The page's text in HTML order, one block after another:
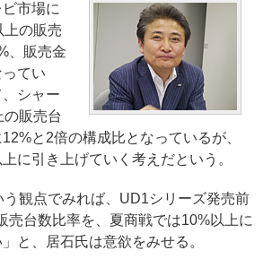
市場に
上の販売
、販売金
てい
シャー
販売台
と2倍の構成比となっているが、
に引き上げていく考えだという。
観点でみれば、UD1シリーズ発売前
売台数比率を、夏商戦では10%以上に
と、居石氏は意欲をみせる。